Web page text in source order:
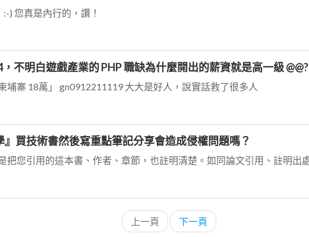
) 您真是內行的，讚！
不明白遊戲產業的 PHP 職缺為什麼開出的薪資就是高一級 @@?
埔寨 18萬」 gn0912211119 大大是好人，說實話救了很多人
』買技術書然後寫重點筆記分享會造成侵權問題嗎？
上一頁 下一頁